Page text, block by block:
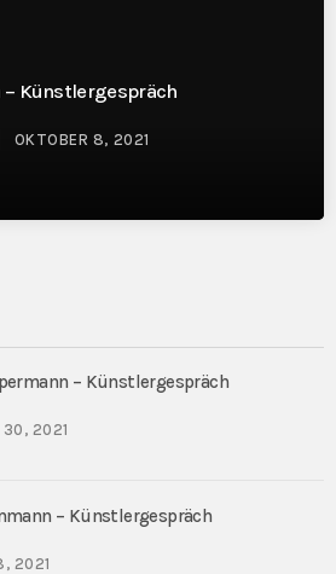
Künstlergespräch
OKTOBER 8, 2021
– Künstlergespräch
30, 2021
– Künstlergespräch
2021